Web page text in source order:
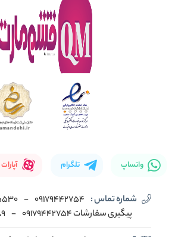
واتساپ تلگرام آپارات
شماره تماس : 09179442754
-
پیگیری سفارشات 09179442754
-